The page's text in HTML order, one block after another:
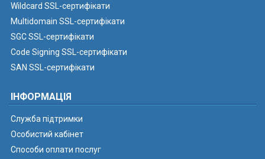
Wildcard SSL-сертифікати
Multidomain SSL-сертифікати
SGC SSL-сертифікати
Code Signing SSL-сертифікати
SAN SSL-сертифікати
ІНФОРМАЦІЯ
Служба підтримки
Особистий кабінет
Способи оплати послуг